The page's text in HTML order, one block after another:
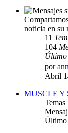
noticia en su
11
104
Último
por
Abril
MUSCLE Y
Temas
Último